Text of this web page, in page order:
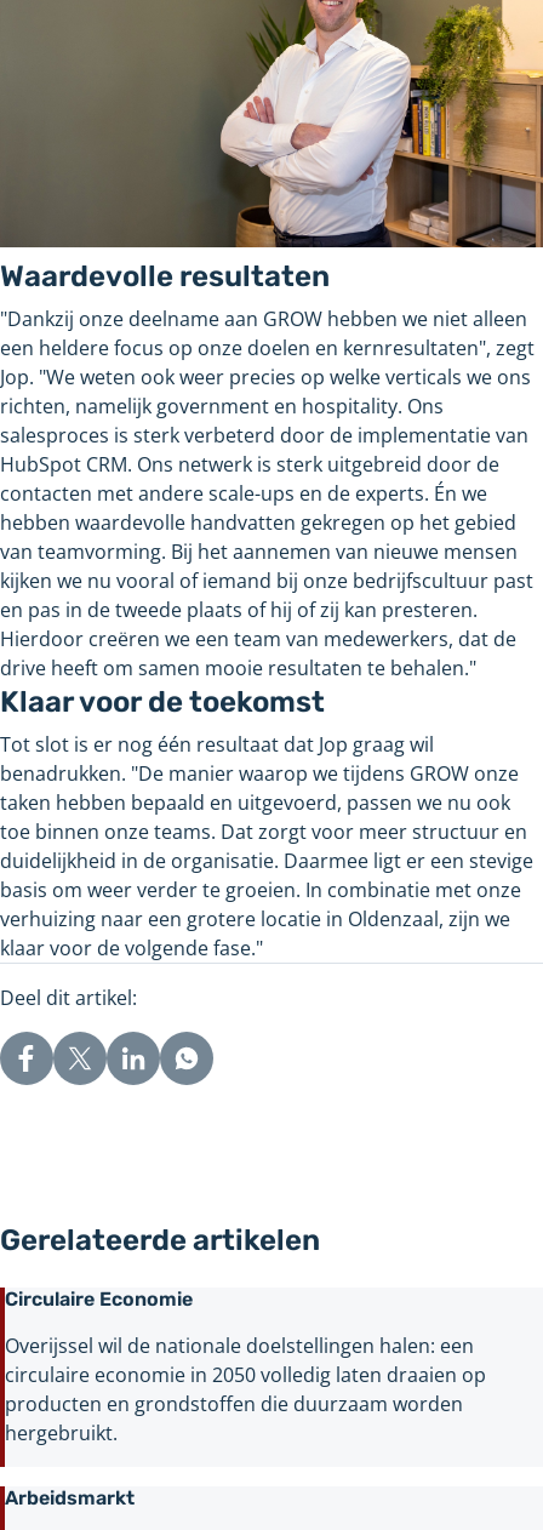
Waardevolle resultaten
"Dankzij onze deelname aan GROW hebben we niet alleen
een heldere focus op onze doelen en kernresultaten", zegt
Jop. "We weten ook weer precies op welke verticals we ons
richten, namelijk government en hospitality. Ons
salesproces is sterk verbeterd door de implementatie van
HubSpot CRM. Ons netwerk is sterk uitgebreid door de
contacten met andere scale-ups en de experts. Én we
hebben waardevolle handvatten gekregen op het gebied
van teamvorming. Bij het aannemen van nieuwe mensen
kijken we nu vooral of iemand bij onze bedrijfscultuur past
en pas in de tweede plaats of hij of zij kan presteren.
Hierdoor creëren we een team van medewerkers, dat de
drive heeft om samen mooie resultaten te behalen."
Klaar voor de toekomst
Tot slot is er nog één resultaat dat Jop graag wil
benadrukken. "De manier waarop we tijdens GROW onze
taken hebben bepaald en uitgevoerd, passen we nu ook
toe binnen onze teams. Dat zorgt voor meer structuur en
duidelijkheid in de organisatie. Daarmee ligt er een stevige
basis om weer verder te groeien. In combinatie met onze
verhuizing naar een grotere locatie in Oldenzaal, zijn we
klaar voor de volgende fase."
Deel dit artikel:
Gerelateerde artikelen
Circulaire Economie
Overijssel wil de nationale doelstellingen halen: een
circulaire economie in 2050 volledig laten draaien op
producten en grondstoffen die duurzaam worden
hergebruikt.
Arbeidsmarkt